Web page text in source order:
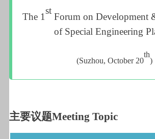
The 1
st
Forum on Development
of Special Engineering
(Suzhou, October 20
th
)
主要议题Meeting Topic